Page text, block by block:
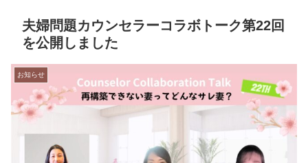
夫婦問題カウンセラーコラボトーク第22回
を公開しました
お知らせ